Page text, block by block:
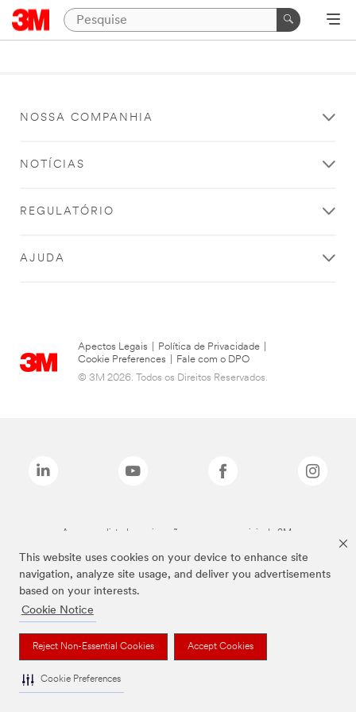
This website uses cookies on your device to enhance site
navigation, analyze site usage, and deliver you advertisements
based on your interests.
Cookie Notice
Reject Non-Essential Cookies Accept Cookies
Cookie Preferences
NOSSA COMPANHIA
NOTÍCIAS
REGULATÓRIO
AJUDA
Apectos Legais Política de Privacidade
Cookie Preferences
Fale com o DPO
© 3M 2026. Todos os Direitos Reservados.
As marcas listadas a cima são marcas comerciais da 3M.